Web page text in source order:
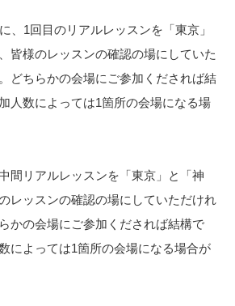
、1回目のリアルレッスンを「東京」
皆様のレッスンの確認の場にしていた
どちらかの会場にご参加くだされば結
人数によっては1箇所の会場になる場
間リアルレッスンを「東京」と「神
レッスンの確認の場にしていただけれ
かの会場にご参加くだされば結構で
によっては1箇所の会場になる場合が